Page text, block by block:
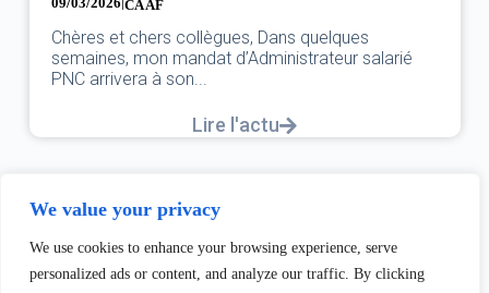
We value your privacy
We use cookies to enhance your browsing experience, serve
personalized ads or content, and analyze our traffic. By clicking
collègues, Dans quelques
d’Administrateur salarié
DANS L’AÉRIEN
UNE FÊTE,C’EST